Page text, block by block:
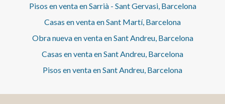
Pisos en venta en Sarrià - Sant Gervasi, Barcelona
Casas en venta en Sant Martí, Barcelona
Obra nueva en venta en Sant Andreu, Barcelona
Casas en venta en Sant Andreu, Barcelona
Pisos en venta en Sant Andreu, Barcelona